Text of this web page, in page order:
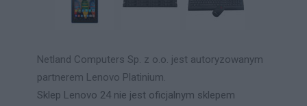
Netland Computers Sp. z o.o. jest autoryzowanym
partnerem Lenovo Platinium.
Sklep Lenovo 24 nie jest oficjalnym sklepem